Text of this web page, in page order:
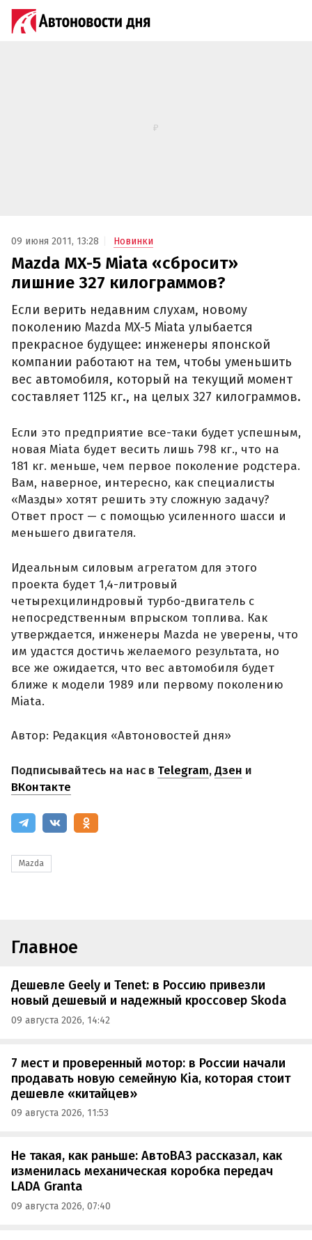
09 июня 2011, 13:28 Новинки
Mazda MX-5 Miata «сбросит»
лишние 327 килограммов?
Если верить недавним слухам, новому
поколению Mazda MX-5 Miata улыбается
прекрасное будущее: инженеры японской
компании работают на тем, чтобы уменьшить
вес автомобиля, который на текущий момент
составляет 1125 кг., на целых 327 килограммов.
Если это предприятие все-таки будет успешным,
новая Miata будет весить лишь 798 кг., что на
181 кг. меньше, чем первое поколение родстера.
Вам, наверное, интересно, как специалисты
«Мазды» хотят решить эту сложную задачу?
Ответ прост — с помощью усиленного шасси и
меньшего двигателя.
Идеальным силовым агрегатом для этого
проекта будет 1,4-литровый
четырехцилиндровый турбо-двигатель c
непосредственным впрыском топлива. Как
утверждается, инженеры Mazda не уверены, что
им удастся достичь желаемого результата, но
все же ожидается, что вес автомобиля будет
ближе к модели 1989 или первому поколению
Miata.
Автор: Редакция «Автоновостей дня»
Подписывайтесь на нас в Telegram,Дзен и
ВКонтакте
Mazda
Главное
Дешевле Geely и Tenet: в Россию привезли
новый дешевый и надежный кроссовер Skoda
09 августа 2026, 14:42
7 мест и проверенный мотор: в России начали
продавать новую семейную Kia, которая стоит
дешевле «китайцев»
09 августа 2026, 11:53
Не такая, как раньше: АвтоВАЗ рассказал, как
изменилась механическая коробка передач
LADA Granta
09 августа 2026, 07:40